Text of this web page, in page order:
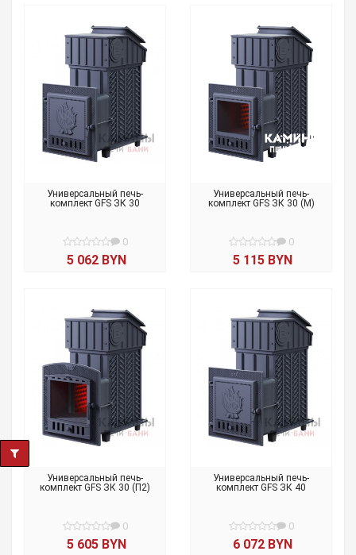
Универсальный печь-
комплект GFS ЗК 30
0
5 062 BYN
Универсальный печь-
комплект GFS ЗК 30 (М)
0
5 115 BYN
Универсальный печь-
комплект GFS ЗК 30 (П2)
0
5 605 BYN
Универсальный печь-
комплект GFS ЗК 40
0
6 072 BYN